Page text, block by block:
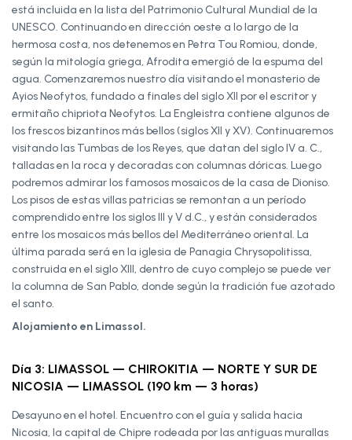
está incluida en la lista del Patrimonio Cultural Mundial de la
UNESCO. Continuando en dirección oeste a lo largo de la
hermosa costa, nos detenemos en Petra Tou Romiou, donde,
según la mitología griega, Afrodita emergió de la espuma del
agua. Comenzaremos nuestro día visitando el monasterio de
Ayios Neofytos, fundado a finales del siglo XII por el escritor y
ermitaño chipriota Neofytos. La Engleistra contiene algunos de
los frescos bizantinos más bellos (siglos XII y XV). Continuaremos
visitando las Tumbas de los Reyes, que datan del siglo IV a. C.,
talladas en la roca y decoradas con columnas dóricas. Luego
podremos admirar los famosos mosaicos de la casa de Dioniso.
Los pisos de estas villas patricias se remontan a un período
comprendido entre los siglos III y V d.C., y están considerados
entre los mosaicos más bellos del Mediterráneo oriental. La
última parada será en la iglesia de Panagia Chrysopolitissa,
construida en el siglo XIII, dentro de cuyo complejo se puede ver
la columna de San Pablo, donde según la tradición fue azotado
el santo.
Alojamiento en Limassol.
Día 3: LIMASSOL — CHIROKITIA — NORTE Y SUR DE
NICOSIA — LIMASSOL (190 km — 3 horas)
Desayuno en el hotel. Encuentro con el guía y salida hacia
Nicosia, la capital de Chipre rodeada por las antiguas murallas